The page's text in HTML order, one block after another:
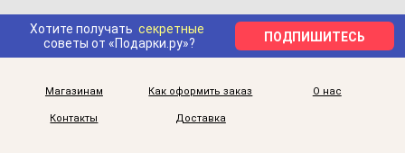
Хотите получать секретные
советы от «Подарки.ру»?
ПОДПИШИТЕСЬ
Магазинам Как оформить заказ О нас
Контакты Доставка